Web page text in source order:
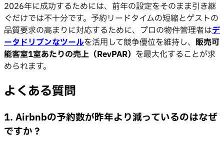
2026年に成功するためには、前年の設定をそのまま引き継
ぐだけでは不十分です。予約リードタイムの短縮とゲストの
品質要求の高まりに対応するために、プロの物件管理者はデ
ータドリブンなツールを活用して競争優位を維持し、 販売可
能客室1室あたりの売上（RevPAR） を最大化することが求
められます。
よくある質問
1. Airbnbの予約数が昨年より減っているのはなぜ
ですか？